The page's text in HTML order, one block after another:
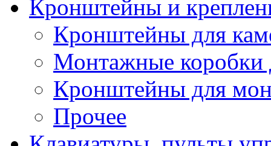
Кронштейны и
Кронштейны для
Монтажные коробки
Кронштейны для
Прочее